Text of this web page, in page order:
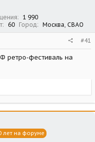
1 990
60 Город Москва, СВАО
#41
ретро-фестиваль на
лет на форуме